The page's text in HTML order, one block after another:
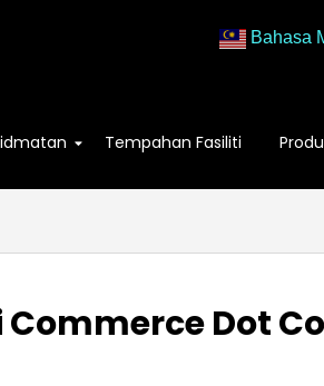
Bahasa
Tempahan Fasiliti
Dot